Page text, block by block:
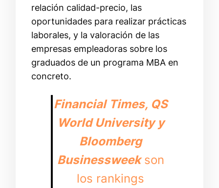
relación calidad-precio, las
oportunidades para realizar prácticas
laborales, y la valoración de las
empresas empleadoras sobre los
graduados de un programa MBA en
concreto.
Financial Times, QS
World University y
Bloomberg
Businessweekson
los rankings